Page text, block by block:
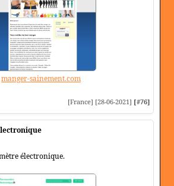
manger-sainement.com
[France] [28-06-2021] [#76]
électronique.